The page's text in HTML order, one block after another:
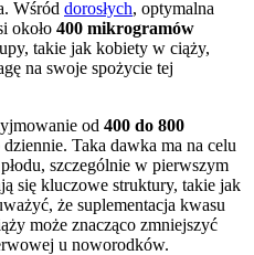
Wśród dorosłych, optymalna
około 400 mikrogramów
takie jak kobiety w ciąży,
na swoje spożycie tej
od 400 do 800
Taka dawka ma na celu
szczególnie w pierwszym
się kluczowe struktury, takie jak
że suplementacja kwasu
może znacząco zmniejszyć
u noworodków.